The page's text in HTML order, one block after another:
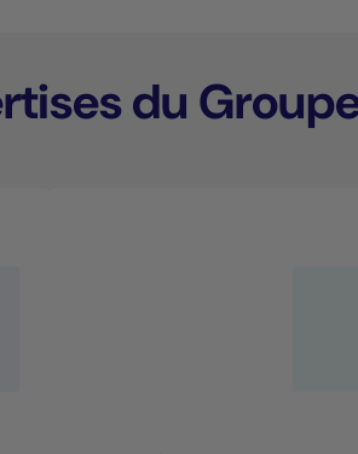
du